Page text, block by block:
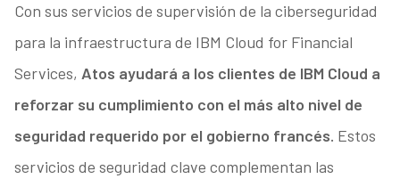
Con sus servicios de supervisión de la ciberseguridad
para la infraestructura de IBM Cloud for Financial
Services, Atos ayudará a los clientes de IBM Cloud a
reforzar su cumplimiento con el más alto nivel de
seguridad requerido por el gobierno francés. Estos
servicios de seguridad clave complementan las